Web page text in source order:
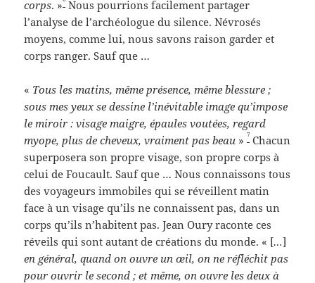
corps. » Nous pourrions facilement partager
l’analyse de l’archéologue du silence. Névrosés
moyens, comme lui, nous savons raison garder et
corps ranger. Sauf que …
« Tous les matins, même présence, même blessure ;
sous mes yeux se dessine l’inévitable image qu’impose
le miroir : visage maigre, épaules voutées, regard
myope, plus de cheveux, vraiment pas beau »7 Chacun
superposera son propre visage, son propre corps à
celui de Foucault. Sauf que … Nous connaissons tous
des voyageurs immobiles qui se réveillent matin
face à un visage qu’ils ne connaissent pas, dans un
corps qu’ils n’habitent pas. Jean Oury raconte ces
réveils qui sont autant de créations du monde. « […]
en général, quand on ouvre un œil, on ne réfléchit pas
pour ouvrir le second ; et même, on ouvre les deux à